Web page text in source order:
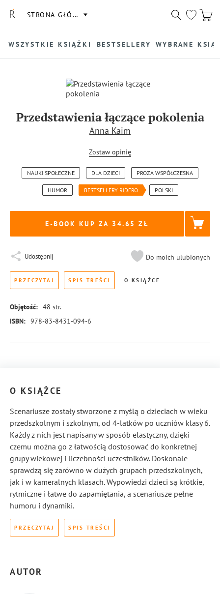
STRONA GŁÓWNA
WSZYSTKIE KSIĄŻKI BESTSELLERY WYBRANE
Przedstawienia łączące pokolenia
Anna Kaim
Zostaw opinię
NAUKI SPOŁECZNE DLA DZIECI PROZA WSPÓŁCZESNA
HUMOR BESTSELLERY RIDERO POLSKI
E-BOOK KUP ZA 34.65
Udostępnij Do moich ulubionych
PRZECZYTAJ SPIS TREŚCI O KSIĄŻCE
Objętość: 48 str.
ISBN: 978-83-8431-094-6
O KSIĄŻCE
Scenariusze zostały stworzone z myślą o dzieciach w wieku
przedszkolnym i szkolnym, od 4-latków po uczniów klasy 6.
Każdy z nich jest napisany w sposób elastyczny, dzięki
czemu można go z łatwością dostosować do konkretnej
grupy wiekowej i liczebności uczestników. Doskonale
sprawdzą się zarówno w dużych grupach przedszkolnych,
jak i w kameralnych klasach. Wypowiedzi dzieci są krótkie,
rytmiczne i łatwe do zapamiętania, a scenariusze pełne
humoru i dynamiki.
PRZECZYTAJ SPIS TREŚCI
AUTOR